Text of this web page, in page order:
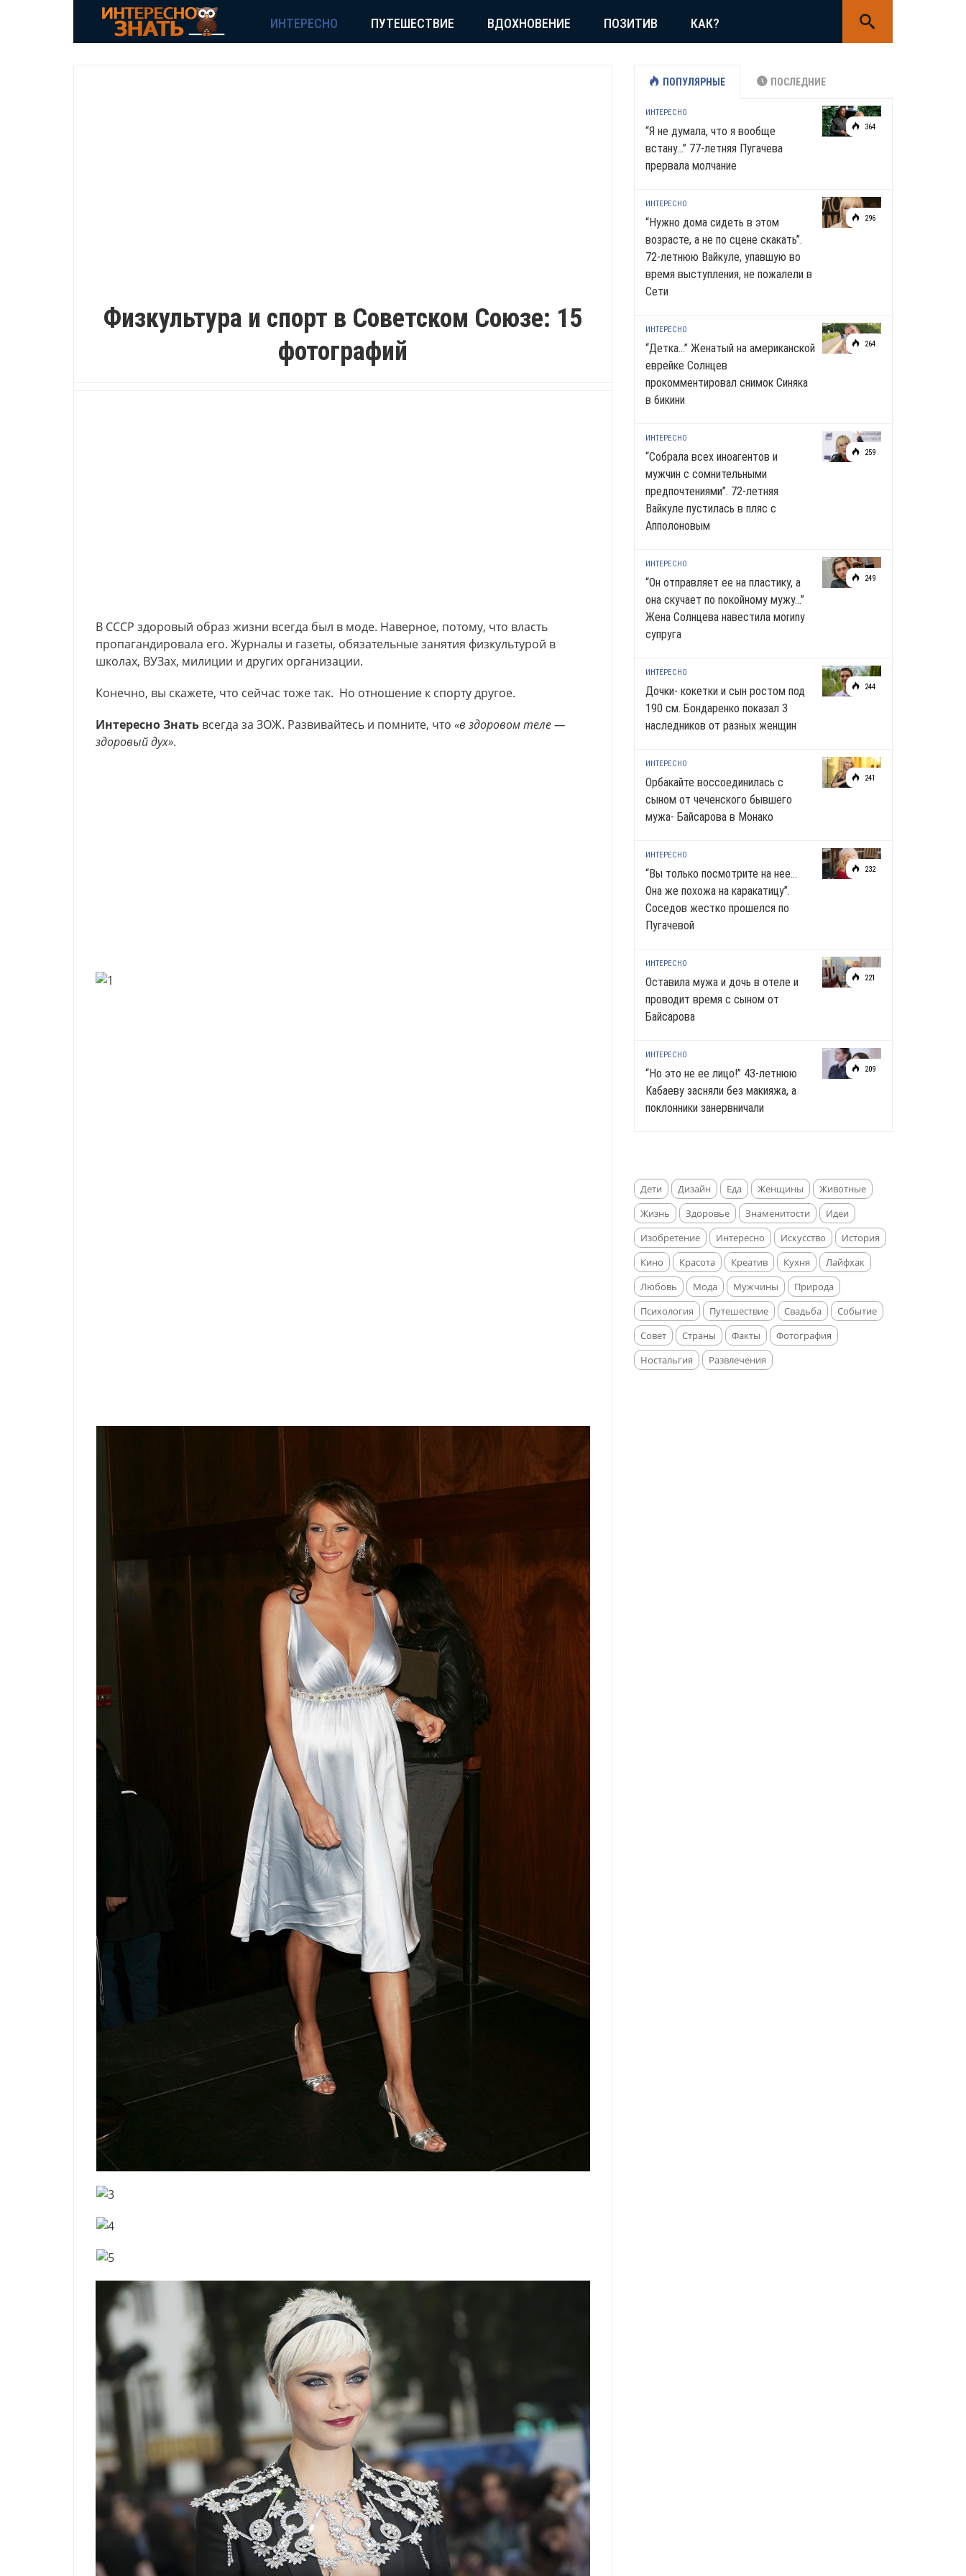
ИНТЕРЕСНО ПУТЕШЕСТВИЕ ВДОХНОВЕНИЕ ПОЗИТИВ КАК?
Физкультура и спорт в Советском Союзе: 15
фотографий
В СССР здоровый образ жизни всегда был в моде. Наверное, потому, что власть
пропагандировала его. Журналы и газеты, обязательные занятия физкультурой в
школах, ВУЗах, милиции и других организации.
Конечно, вы скажете, что сейчас тоже так. Но отношение к спорту другое.
Интересно Знать всегда за ЗОЖ. Развивайтесь и помните, что «в здоровом теле —
здоровый дух».
ПОПУЛЯРНЫЕ ПОСЛЕДНИЕ
364
ИНТЕРЕСНО
“Я не думала, что я вообще
встану…” 77-летняя Пугачева
прервала молчание
296
ИНТЕРЕСНО
“Нужно дома сидеть в этом
возрасте, а не по сцене скакать”.
72-летнюю Вайкуле, упавшую во
время выступления, не пожалели в
Сети
264
ИНТЕРЕСНО
“Детка…” Женатый на американской
еврейке Солнцев
прокомментировал снимок Синяка
в 6икини
259
ИНТЕРЕСНО
“Собрала всех иноагентов и
мужчин с сомнительными
предпочтениями”. 72-летняя
Вайкуле пустилась в пляс с
Апполоновым
249
ИНТЕРЕСНО
“Он отправляет ее на пластику, а
она скучает по noкoйномy мужу…”
Жена Солнцева навестила моrиnу
супруга
244
ИНТЕРЕСНО
Дочки- кокетки и сын ростом под
190 см. Бондаренко показал 3
наследников от разных женщин
241
ИНТЕРЕСНО
Орбакайте воссоединилась с
сыном от чеченского бывшего
мужа- Байсарова в Монако
232
ИНТЕРЕСНО
“Вы только посмотрите на нее…
Она же похожа на каракатицу”.
Соседов жестко прошелся по
Пугачевой
221
ИНТЕРЕСНО
Оставила мужа и дочь в отеле и
проводит время с сыном от
Байсарова
209
ИНТЕРЕСНО
“Но это не ее лицо!” 43-летнюю
Кабаеву засняли без макияжа, а
поклонники занервничали
Дети Дизайн Еда Женщины
Животные
Жизнь
Здоровье Знаменитости
Идеи
Изобретение
Интересно Искусство
История
Кино
Красота Креатив Кухня
Лайфхак
Любовь
Мода Мужчины
Природа
Психология
Путешествие Свадьба
Событие
Совет
Страны Факты
Фотография
Ностальгия
Развлечения